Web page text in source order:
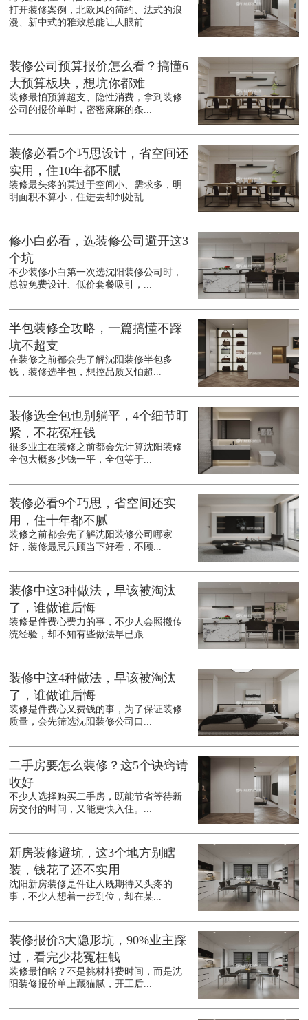
打开装修案例，北欧风的简约、法式的浪
漫、新中式的雅致总能让人眼前...
装修公司预算报价怎么看？搞懂6
大预算板块，想坑你都难
装修最怕预算超支、隐性消费，拿到装修
公司的报价单时，密密麻麻的条...
装修必看5个巧思设计，省空间还
实用，住10年都不腻
装修最头疼的莫过于空间小、需求多，明
明面积不算小，住进去却到处乱...
修小白必看，选装修公司避开这3
个坑
不少装修小白第一次选沈阳装修公司时，
总被免费设计、低价套餐吸引，...
半包装修全攻略，一篇搞懂不踩
坑不超支
在装修之前都会先了解沈阳装修半包多
钱，装修选半包，想控品质又怕超...
装修选全包也别躺平，4个细节盯
紧，不花冤枉钱
很多业主在装修之前都会先计算沈阳装修
全包大概多少钱一平，全包等于...
装修必看9个巧思，省空间还实
用，住十年都不腻
装修之前都会先了解沈阳装修公司哪家
好，装修最忌只顾当下好看，不顾...
装修中这3种做法，早该被淘汰
了，谁做谁后悔
装修是件费心费力的事，不少人会照搬传
统经验，却不知有些做法早已跟...
装修中这4种做法，早该被淘汰
了，谁做谁后悔
装修是件费心又费钱的事，为了保证装修
质量，会先筛选沈阳装修公司口...
二手房要怎么装修？这5个诀窍请
收好
不少人选择购买二手房，既能节省等待新
房交付的时间，又能更快入住。...
新房装修避坑，这3个地方别瞎
装，钱花了还不实用
沈阳新房装修是件让人既期待又头疼的
事，不少人想着一步到位，却在某...
装修报价3大隐形坑，90%业主踩
过，看完少花冤枉钱
装修最怕啥？不是挑材料费时间，而是沈
阳装修报价单上藏猫腻，开工后...